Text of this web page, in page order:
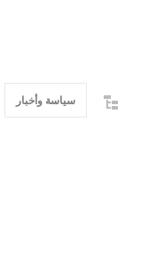
سياسة وأخبار